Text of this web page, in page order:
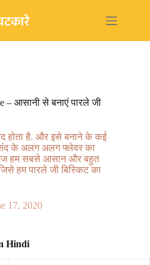
– आसानी से बनाएं पारले जी
होता है. और इसे बनाने के कई
के अलग अलग फ्लेवर का
हम सबसे आसान और बहुत
हम पारले जी बिस्किट का
17, 2020
Hindi